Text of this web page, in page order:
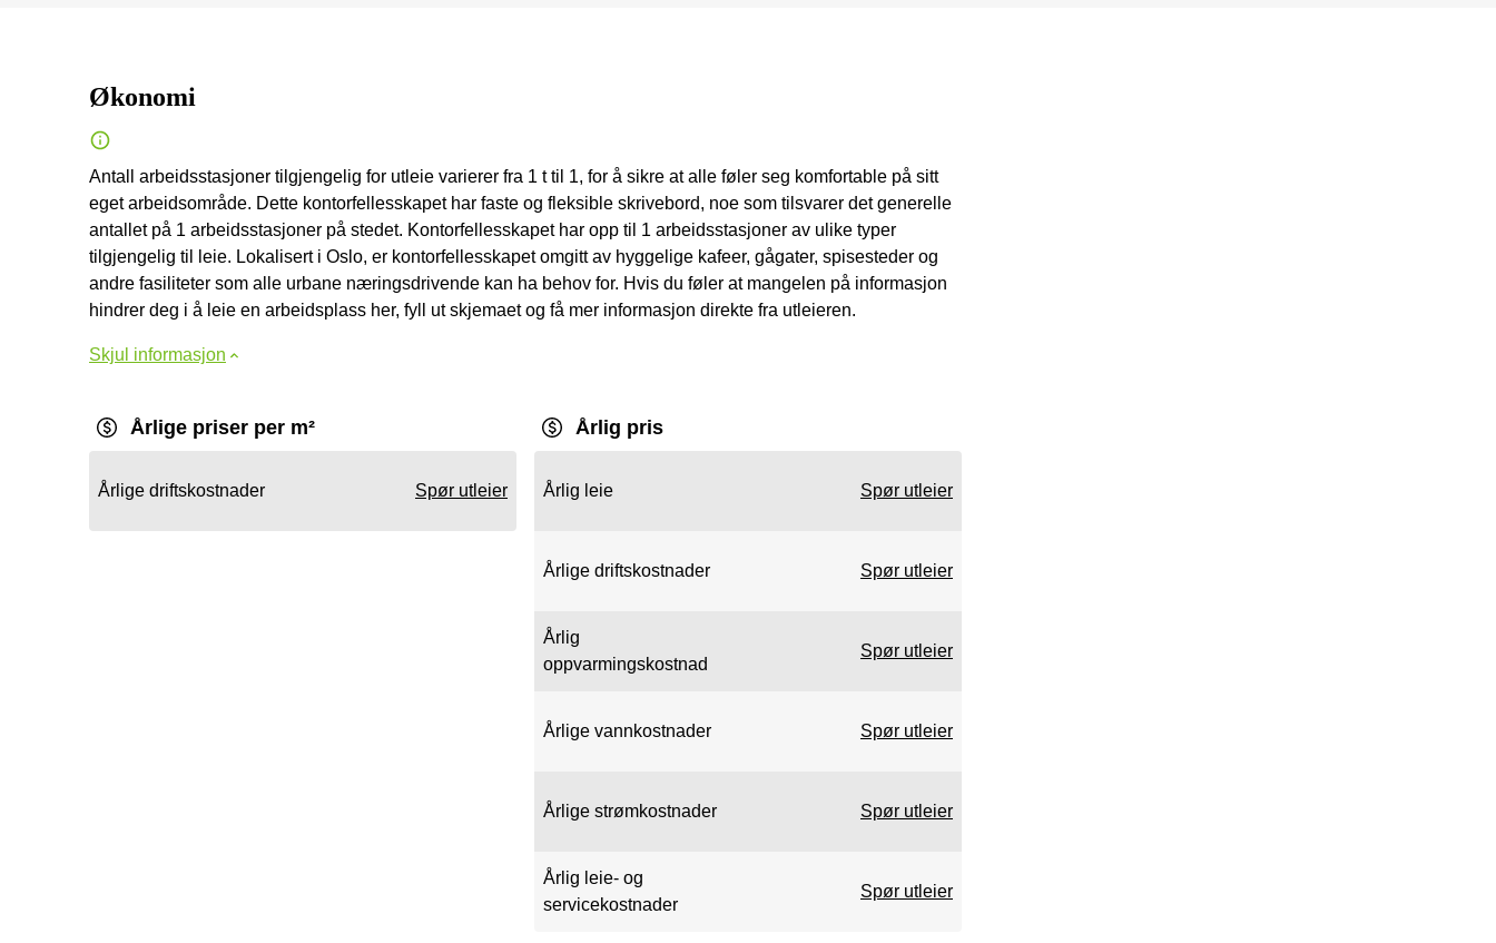
Økonomi
Antall arbeidsstasjoner tilgjengelig for utleie varierer fra 1 t til 1, for å sikre at alle føler seg komfortable på sitt
eget arbeidsområde. Dette kontorfellesskapet har faste og fleksible skrivebord, noe som tilsvarer det generelle
antallet på 1 arbeidsstasjoner på stedet. Kontorfellesskapet har opp til 1 arbeidsstasjoner av ulike typer
tilgjengelig til leie. Lokalisert i Oslo, er kontorfellesskapet omgitt av hyggelige kafeer, gågater, spisesteder og
andre fasiliteter som alle urbane næringsdrivende kan ha behov for. Hvis du føler at mangelen på informasjon
hindrer deg i å leie en arbeidsplass her, fyll ut skjemaet og få mer informasjon direkte fra utleieren.
Skjul informasjon
Årlige priser per m²
Årlige driftskostnader Spør utleier
Årlig pris
Årlig leie Spør utleier
Årlige driftskostnader Spør utleier
Årlig
oppvarmingskostnad
Spør utleier
Årlige vannkostnader Spør utleier
Årlige strømkostnader Spør utleier
Årlig leie- og
servicekostnader
Spør utleier